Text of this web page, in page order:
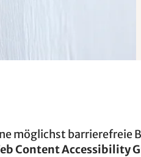
möglichst barrierefreie
Content Accessibility